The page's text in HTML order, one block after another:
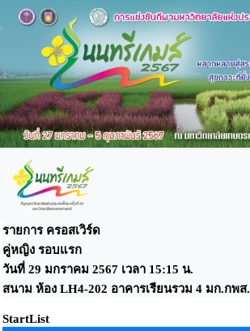
รายการ ครอสเวิร์ด
คู่หญิง รอบแรก
วันที่ 29 มกราคม 2567 เวลา 15:15 น.
สนาม ห้อง LH4-202 อาคารเรียนรวม 4 มก.กพส.
StartList